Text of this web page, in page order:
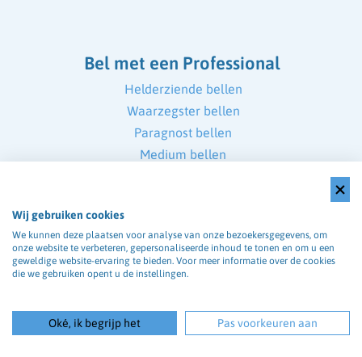
Bel met een Professional
Helderziende bellen
Waarzegster bellen
Paragnost bellen
Medium bellen
Chat met een Professional
Waarzegster chat
Wij gebruiken cookies
We kunnen deze plaatsen voor analyse van onze bezoekersgegevens, om
onze website te verbeteren, gepersonaliseerde inhoud te tonen en om u een
geweldige website-ervaring te bieden. Voor meer informatie over de cookies
die we gebruiken opent u de instellingen.
Oké, ik begrijp het Pas voorkeuren aan